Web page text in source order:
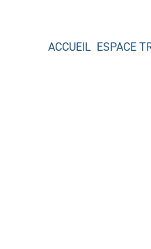
ACCUEIL ESPACE